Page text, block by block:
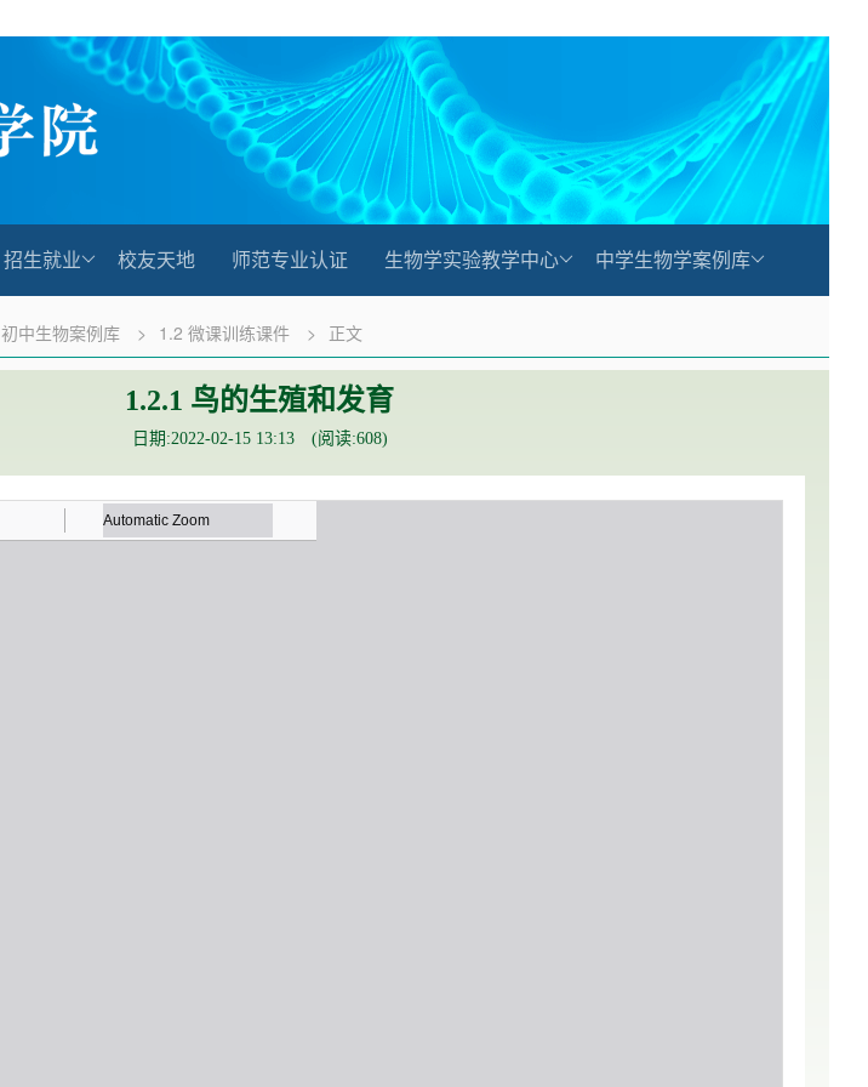
招生就业 校友天地 师范专业认证 生物学实验教学中心 中学生物学案例库
初中生物案例库 > 1.2 微课训练课件 > 正文
1.2.1 鸟的生殖和发育
日期:2022-02-15 13:13 (阅读:608)